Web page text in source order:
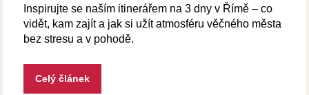
Inspirujte se naším itinerářem na 3 dny v Římě – co
vidět, kam zajít a jak si užít atmosféru věčného města
bez stresu a v pohodě.
Celý článek